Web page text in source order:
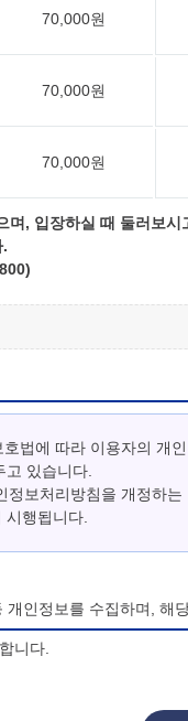
70,000원
70,000원
70,000원
, 입장하실 때 둘러보시
법에 따라 이용자의 개
있습니다.
정보처리방침을 개정하
행됩니다.
인정보를 수집하며, 해
니다.